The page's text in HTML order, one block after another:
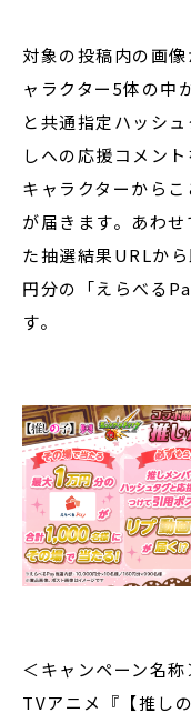
対象の投稿内の画
ャラクター5体の中
と共通指定ハッシ
しへの応援コメン
キャラクターから
が届きます。あわ
た抽選結果URLか
円分の「えらべる
す。
＜キャンペーン名称
TVアニメ『【推し